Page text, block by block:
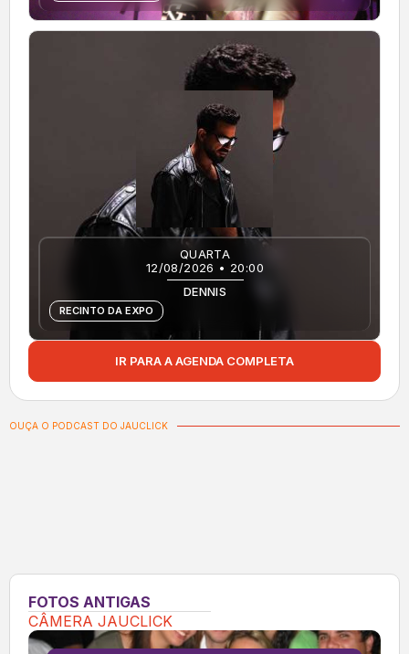
QUARTA
12/08/2026 • 20:00
DENNIS
RECINTO DA EXPO
IR PARA A AGENDA COMPLETA
OUÇA O PODCAST DO JAUCLICK
FOTOS ANTIGAS
CÂMERA JAUCLICK